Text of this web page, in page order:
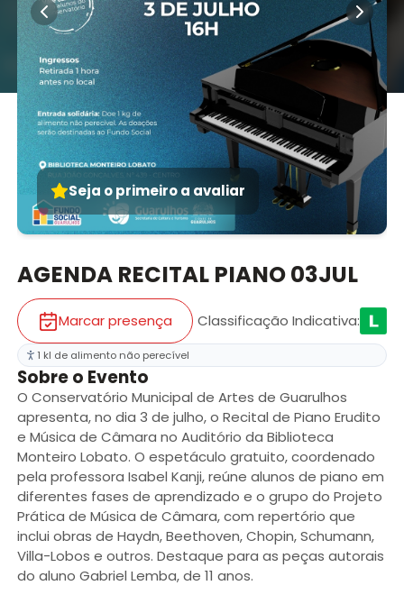
Seja o primeiro a avaliar
AGENDA RECITAL PIANO 03JUL
Marcar presença Classificação Indicativa:
1 kl de alimento não perecível
Sobre o Evento
O Conservatório Municipal de Artes de Guarulhos
apresenta, no dia 3 de julho, o Recital de Piano Erudito
e Música de Câmara no Auditório da Biblioteca
Monteiro Lobato. O espetáculo gratuito, coordenado
pela professora Isabel Kanji, reúne alunos de piano em
diferentes fases de aprendizado e o grupo do Projeto
Prática de Música de Câmara, com repertório que
inclui obras de Haydn, Beethoven, Chopin, Schumann,
Villa-Lobos e outros. Destaque para as peças autorais
do aluno Gabriel Lemba, de 11 anos.